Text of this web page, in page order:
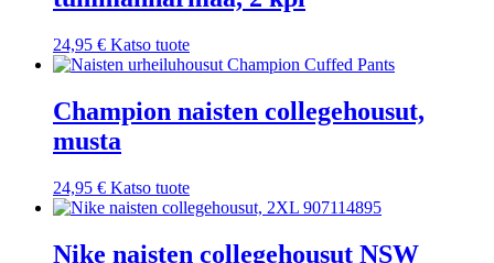
24,95 € Katso tuote
Champion naisten collegehousut,
musta
24,95 € Katso tuote
Nike naisten collegehousut NSW